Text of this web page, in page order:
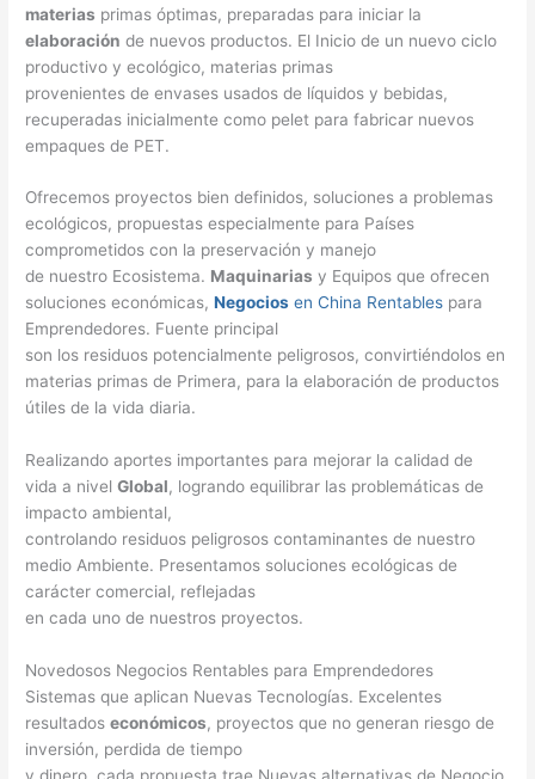
materias primas óptimas, preparadas para iniciar la
elaboración de nuevos productos. El Inicio de un nuevo ciclo
productivo y ecológico, materias primas
provenientes de envases usados de líquidos y bebidas,
recuperadas inicialmente como pelet para fabricar nuevos
empaques de PET.
Ofrecemos proyectos bien definidos, soluciones a problemas
ecológicos, propuestas especialmente para Países
comprometidos con la preservación y manejo
de nuestro Ecosistema. Maquinarias y Equipos que ofrecen
soluciones económicas,Negocios en China Rentables para
Emprendedores. Fuente principal
son los residuos potencialmente peligrosos, convirtiéndolos en
materias primas de Primera, para la elaboración de productos
útiles de la vida diaria.
Realizando aportes importantes para mejorar la calidad de
vida a nivelGlobal, logrando equilibrar las problemáticas de
impacto ambiental,
controlando residuos peligrosos contaminantes de nuestro
medio Ambiente. Presentamos soluciones ecológicas de
carácter comercial, reflejadas
en cada uno de nuestros proyectos.
Novedosos Negocios Rentables para Emprendedores
Sistemas que aplican Nuevas Tecnologías. Excelentes
resultadoseconómicos, proyectos que no generan riesgo de
inversión, perdida de tiempo